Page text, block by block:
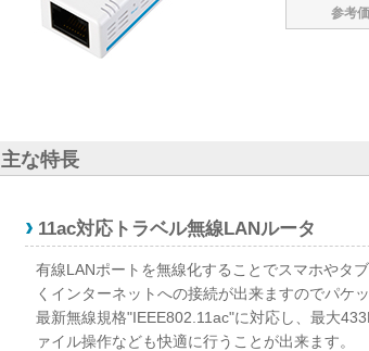
参考
主な特長
11ac対応トラベル無線LANルータ
有線LANポートを無線化することでスマホやタ
くインターネットへの接続が出来ますのでパケ
最新無線規格"IEEE802.11ac"に対応し、最大
ァイル操作なども快適に行うことが出来ます。